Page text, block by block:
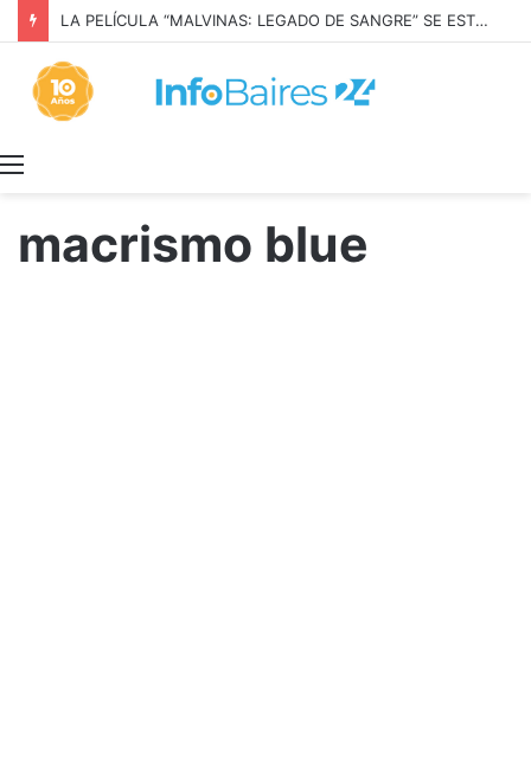
LA PELÍCULA “MALVINAS: LEGADO DE SANGRE” SE ESTRENARÁ EN PRIME VIDEO
macrismo blue